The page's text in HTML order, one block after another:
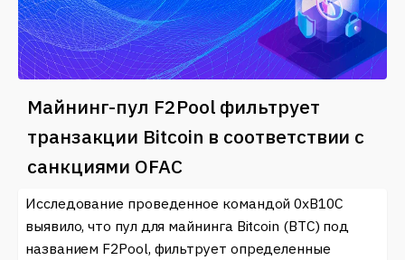
Майнинг-пул F2Pool фильтрует
транзакции Bitcoin в соответствии с
санкциями OFAC
Исследование проведенное командой 0xB10C
выявило, что пул для майнинга Bitcoin (BTC) под
названием F2Pool, фильтрует определенные